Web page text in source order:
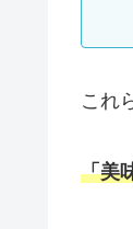
これ
「美